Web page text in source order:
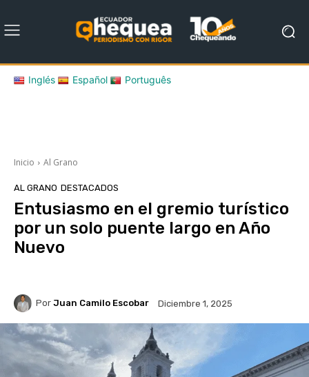
Inglés Español Português
Inicio Al Grano
AL GRANO DESTACADOS
Entusiasmo en el gremio turístico
por un solo puente largo en Año
Nuevo
Por Juan Camilo Escobar Diciembre 1, 2025